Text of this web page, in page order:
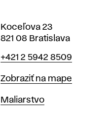
Koceľova 23
821 08 Bratislava
Telefón
+421 2 5942 8509
Mapa
Zobraziť na mape
Katedry
Maliarstvo